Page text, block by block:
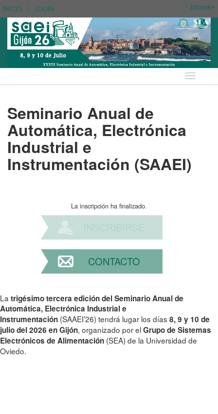
INICIO | LOGIN Idioma
Idioma
Seminario Anual de
Automática, Electrónica
Industrial e
Instrumentación (SAAEI)
La inscripción ha finalizado.
CONTACTO
Latrigésimo tercera edición del Seminario Anual de
Automática, Electrónica Industrial e
Instrumentación (SAAEI’26) tendrá lugar los días 8, 9 y 10 de
julio del 2026 en Gijón, organizado por elGrupo de Sistemas
Electrónicos de Alimentación (SEA) de la Universidad de
Oviedo.